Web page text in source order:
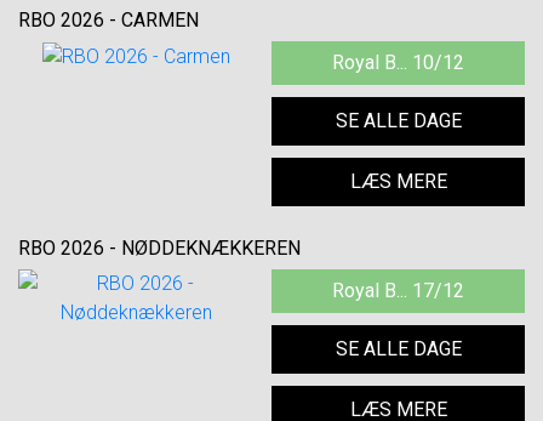
RBO 2026 - CARMEN
Royal B... 10/12
SE ALLE DAGE
LÆS MERE
RBO 2026 - NØDDEKNÆKKEREN
Royal B... 17/12
SE ALLE DAGE
LÆS MERE